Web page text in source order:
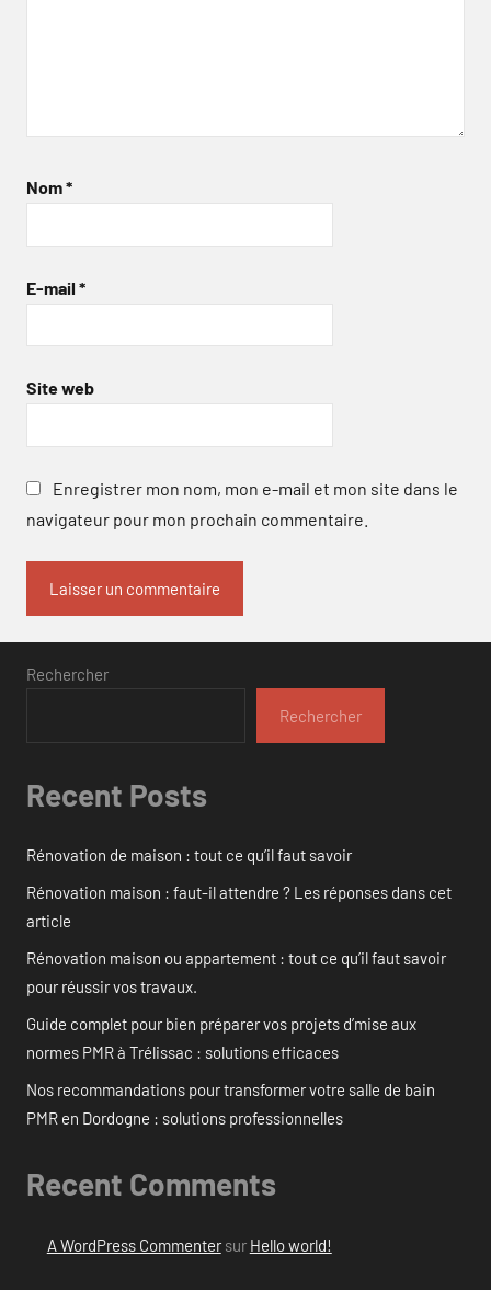
Nom*
E-mail *
Site web
Enregistrer mon nom, mon e-mail et mon site dans le
navigateur pour mon prochain commentaire.
Rechercher
Rechercher
Recent Posts
Rénovation de maison : tout ce qu’il faut savoir
Rénovation maison : faut-il attendre ? Les réponses dans cet
article
Rénovation maison ou appartement : tout ce qu’il faut savoir
pour réussir vos travaux.
Guide complet pour bien préparer vos projets d’mise aux
normes PMR à Trélissac : solutions efficaces
Nos recommandations pour transformer votre salle de bain
PMR en Dordogne : solutions professionnelles
Recent Comments
A WordPress Commentersur Hello world!